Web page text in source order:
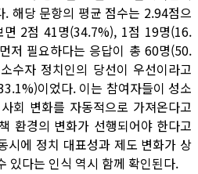
해당 문항의 평균 점수는 2.94점으
면 2점 41명(34.7%), 1점 19명(16.
저 필요하다는 응답이 총 60명(50.
수자 정치인의 당선이 우선이라고
이었다. 이는 참여자들이 성소
회 변화를 자동적으로 가져온다고
환경의 변화가 선행되어야 한다고
시에 정치 대표성과 제도 변화가 상
있다는 인식 역시 함께 확인된다.